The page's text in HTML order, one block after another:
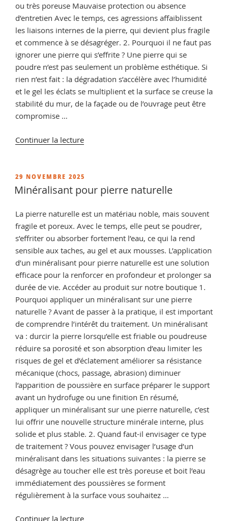
ou très poreuse Mauvaise protection ou absence
d’entretien Avec le temps, ces agressions affaiblissent
les liaisons internes de la pierre, qui devient plus fragile
et commence à se désagréger. 2. Pourquoi il ne faut pas
ignorer une pierre qui s’effrite ? Une pierre qui se
poudre n’est pas seulement un problème esthétique. Si
rien n’est fait : la dégradation s’accélère avec l’humidité
et le gel les éclats se multiplient et la surface se creuse la
stabilité du mur, de la façade ou de l’ouvrage peut être
compromise …
Continuer la lecturede
une
pierre
ou
poudreuse
?
Solutions
efficaces »
PUBLIÉ
LE
29 NOVEMBRE 2025
Minéralisant pour pierre naturelle
La pierre naturelle est un matériau noble, mais souvent
fragile et poreux. Avec le temps, elle peut se poudrer,
s’effriter ou absorber fortement l’eau, ce qui la rend
sensible aux taches, au gel et aux mousses. L’application
d’un minéralisant pour pierre naturelle est une solution
efficace pour la renforcer en profondeur et prolonger sa
durée de vie. Accéder au produit sur notre boutique 1.
Pourquoi appliquer un minéralisant sur une pierre
naturelle ? Avant de passer à la pratique, il est important
de comprendre l’intérêt du traitement. Un minéralisant
va : durcir la pierre lorsqu’elle est friable ou poudreuse
réduire sa porosité et son absorption d’eau limiter les
risques de gel et d’éclatement améliorer sa résistance
mécanique (chocs, passage, abrasion) diminuer
l’apparition de poussière en surface préparer le support
avant un hydrofuge ou une finition En résumé,
appliquer un minéralisant sur une pierre naturelle, c’est
lui offrir une nouvelle structure minérale interne, plus
solide et plus stable. 2. Quand faut-il envisager ce type
de traitement ? Vous pouvez envisager l’usage d’un
minéralisant dans les situations suivantes : la pierre se
désagrège au toucher elle est très poreuse et boit l’eau
immédiatement des poussières se forment
régulièrement à la surface vous souhaitez …
Continuer la lecturede